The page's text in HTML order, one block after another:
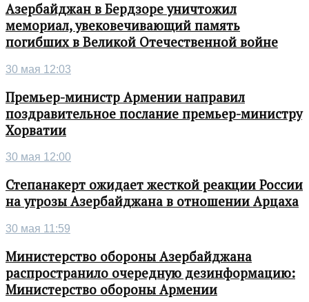
Азербайджан в Бердзоре уничтожил
мемориал, увековечивающий память
погибших в Великой Отечественной войне
30 мая 12:03
Премьер-министр Армении направил
поздравительное послание премьер-министру
Хорватии
30 мая 12:00
Степанакерт ожидает жесткой реакции России
на угрозы Азербайджана в отношении Арцаха
30 мая 11:59
Министерство обороны Азербайджана
распространило очередную дезинформацию:
Министерство обороны Армении